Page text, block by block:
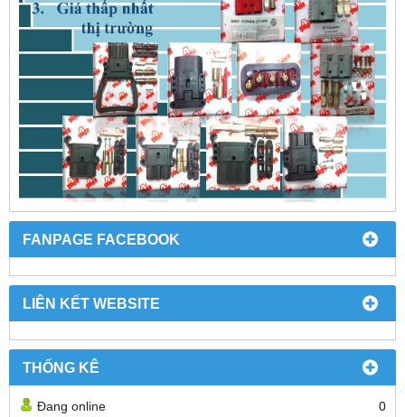
FANPAGE FACEBOOK
LIÊN KẾT WEBSITE
THỐNG KÊ
Đang online
0